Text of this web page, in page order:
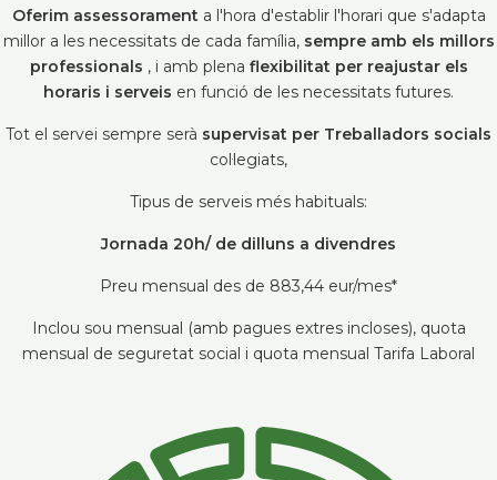
Oferim assessorament a l'hora d'establir l'horari que s'adapta
millor a les necessitats de cada família, sempre amb els millors
professionals , i amb plena flexibilitat per reajustar els
horaris i serveis en funció de les necessitats futures.
Tot el servei sempre serà supervisat per Treballadors socials
col·legiats,
Tipus de serveis més habituals:
Jornada 20h/ de dilluns a divendres
Preu mensual des de 883,44 eur/mes*
Inclou sou mensual (amb pagues extres incloses), quota
mensual de seguretat social i quota mensual Tarifa Laboral